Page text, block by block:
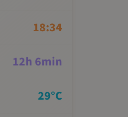
18:34
12h 6min
29°C